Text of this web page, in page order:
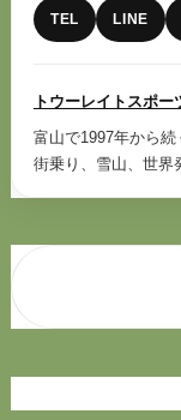
TEL LINE
トウーレイトスポー
富山で1997年から
街乗り、雪山、世界